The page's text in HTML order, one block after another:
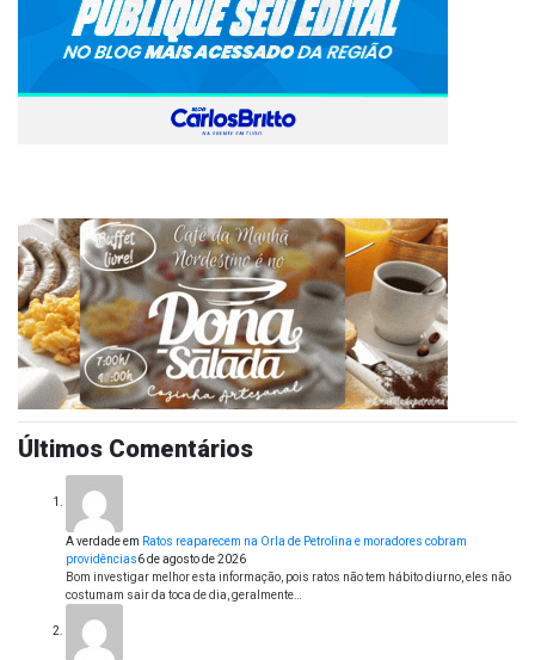
Últimos Comentários
A verdadeem Ratos reaparecem na Orla de Petrolina e moradores cobram
providências6 de agosto de 2026
Bom investigar melhor esta informação, pois ratos não tem hábito diurno, eles não
costumam sair da toca de dia, geralmente…